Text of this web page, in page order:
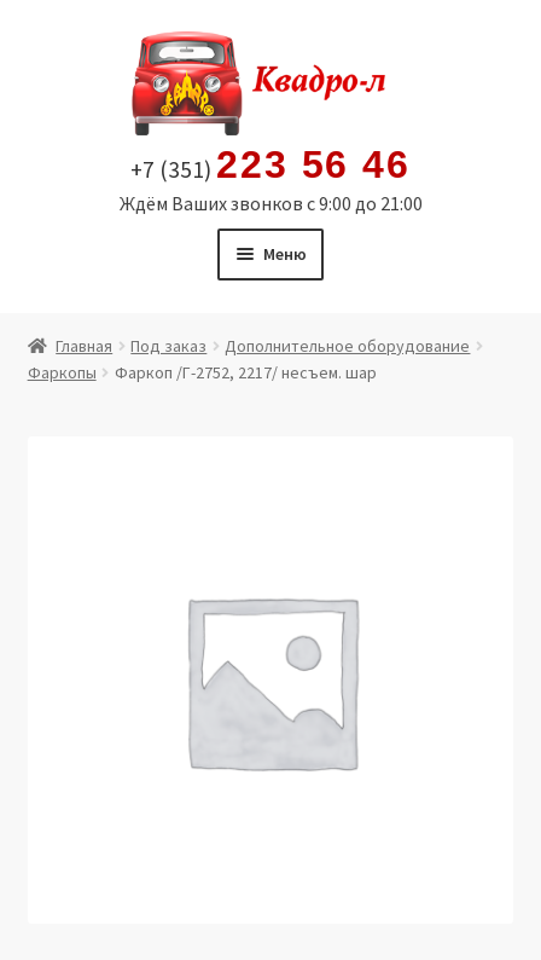
содержимому
+7 (351) 223 56 46
Ждём Ваших звонков с 9:00 до 21:00
Меню
Витрина
Юридические данные
Главная Под заказ
Дополнительное оборудование
Фаркопы
Фаркоп /Г-2752, 2217/ несъем. шар